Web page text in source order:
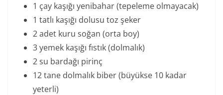
1 çay kaşığı yenibahar (tepeleme olmayacak)
1 tatlı kaşığı dolusu toz şeker
2 adet kuru soğan (orta boy)
3 yemek kaşığı fıstık (dolmalık)
2 su bardağı pirinç
12 tane dolmalık biber (büyükse 10 kadar
yeterli)